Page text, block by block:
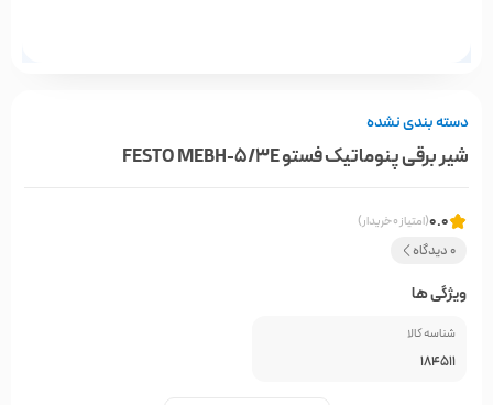
دسته بندی نشده
شیر برقی پنوماتیک فستو FESTO MEBH-5/3E
0.0(امتیاز 0 خریدار)
0 دیدگاه
ویژگی ها
شناسه کالا
184511